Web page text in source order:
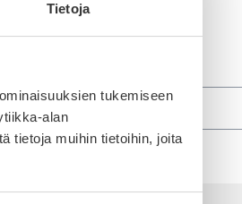
Tietoja
tukemiseen
alan
tietoja muihin tietoihin, joita
Järjestä
Järjestä